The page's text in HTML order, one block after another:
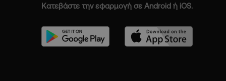
Κατεβάστε την εφαρμογή σε Android ή iOS.